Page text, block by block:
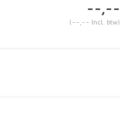
--,--
(--,-- Incl. btw)